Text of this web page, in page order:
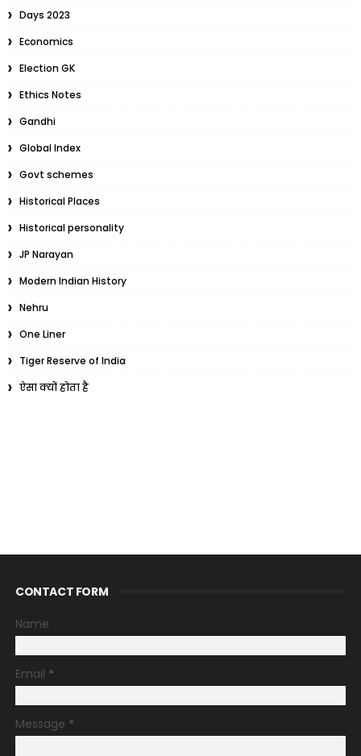
Days 2023
Economics
Election GK
Ethics Notes
Gandhi
Global Index
Govt schemes
Historical Places
Historical personality
JP Narayan
Modern Indian History
Nehru
One Liner
Tiger Reserve of India
ऐसा क्यों होता है
CONTACT FORM
Name
Email *
Message *